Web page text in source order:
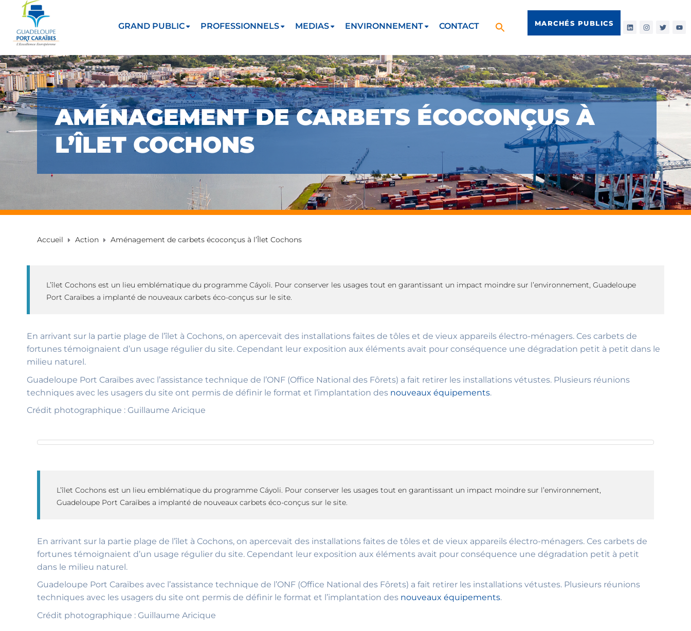
GRAND PUBLIC PROFESSIONNELS MEDIAS ENVIRONNEMENT CONTACT MARCHÉS PUBLICS
AMÉNAGEMENT DE CARBETS ÉCOCONÇUS À
L’ÎLET COCHONS
Accueil Action Aménagement de carbets écoconçus à l’Îlet Cochons
L’îlet Cochons est un lieu emblématique du programme Cáyoli. Pour conserver les usages tout en garantissant un impact moindre sur l’environnement, Guadeloupe
Port Caraïbes a implanté de nouveaux carbets éco-conçus sur le site.
En arrivant sur la partie plage de l’îlet à Cochons, on apercevait des installations faites de tôles et de vieux appareils électro-ménagers. Ces carbets de
fortunes témoignaient d’un usage régulier du site. Cependant leur exposition aux éléments avait pour conséquence une dégradation petit à petit dans le
milieu naturel.
Guadeloupe Port Caraïbes avec l’assistance technique de l’ONF (Office National des Fôrets) a fait retirer les installations vétustes. Plusieurs réunions
techniques avec les usagers du site ont permis de définir le format et l’implantation des nouveaux équipements.
Crédit photographique : Guillaume Aricique
L’îlet Cochons est un lieu emblématique du programme Cáyoli. Pour conserver les usages tout en garantissant un impact moindre sur l’environnement,
Guadeloupe Port Caraïbes a implanté de nouveaux carbets éco-conçus sur le site.
En arrivant sur la partie plage de l’îlet à Cochons, on apercevait des installations faites de tôles et de vieux appareils électro-ménagers. Ces carbets de
fortunes témoignaient d’un usage régulier du site. Cependant leur exposition aux éléments avait pour conséquence une dégradation petit à petit
dans le milieu naturel.
Guadeloupe Port Caraïbes avec l’assistance technique de l’ONF (Office National des Fôrets) a fait retirer les installations vétustes. Plusieurs réunions
techniques avec les usagers du site ont permis de définir le format et l’implantation des nouveaux équipements.
Crédit photographique : Guillaume Aricique